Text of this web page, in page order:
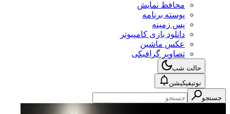
محافظ نمایش
پوسته برنامه
پس زمینه
دانلود بازی کامپیوتر
عکس ماشین
تصاویر گرافیکی
حالت شب
نوتیفیکیشن
جستجو